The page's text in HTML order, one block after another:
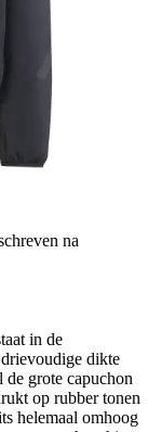
na
in de
dikte
grote capuchon
op rubber tonen
helemaal omhoog